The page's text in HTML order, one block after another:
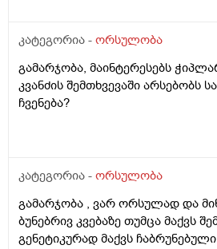
კატეგორია - ორსულობა
გამარჯობა, მაინტერესებს
კვანძის შემთხვევაში არსებობს
ჩვენება?
კატეგორია - ორსულობა
გამარჯობა , ვარ ორსულად და
ბუნებრივ კვებაზე თუმცა მაქვს
გენეტიკურად მაქვს